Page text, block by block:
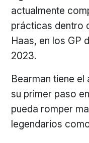
actualmente
prácticas dentro
Haas, en los GP
2023.
Bearman tiene
su primer paso
pueda romper
legendarios